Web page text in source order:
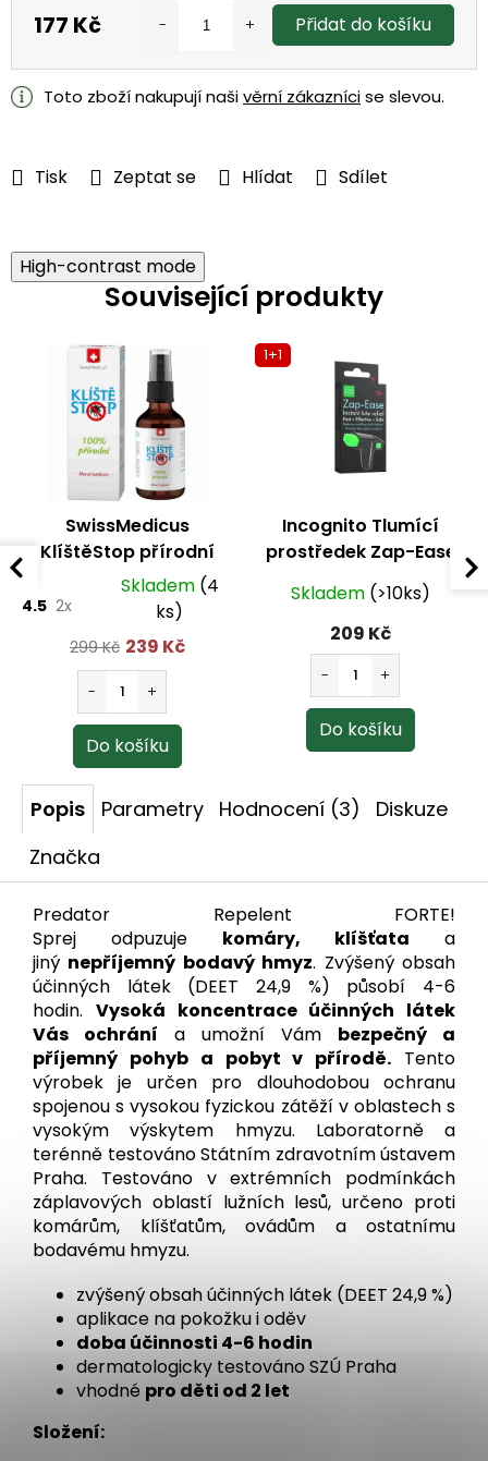
Tisk Zeptat se Hlídat Sdílet
177 Kč
cena:
Přidat do košíku
Toto zboží nakupují našivěrní zákaznícise slevou.
High-contrast mode
Související produkty
SwissMedicus
KlíštěStop přírodní
repelent 100 ml
4.5 2x
Skladem (4
ks)
299 Kč 239 Kč
1+1
Incognito Tlumící
prostředek Zap-Ease
Skladem (>10ks)
209 Kč
Popis Parametry Hodnocení (3)
Diskuze
Značka
Predator Repelent FORTE!
Sprej odpuzuje komáry, klíšťata a
jiný nepříjemný bodavý hmyz. Zvýšený obsah
účinných látek (DEET 24,9 %) působí 4-6
hodin. Vysoká koncentrace účinných látek
Vás ochrání
a umožní Vám
bezpečný a
příjemný pohyb a pobyt v přírodě. Tento
výrobek je určen pro dlouhodobou ochranu
spojenou s vysokou fyzickou zátěží v oblastech s
vysokým výskytem hmyzu. Laboratorně a
terénně testováno Státním zdravotním ústavem
Praha. Testováno v extrémních podmínkách
záplavových oblastí lužních lesů, určeno proti
komárům, klíšťatům, ovádům a ostatnímu
bodavému hmyzu.
zvýšený obsah účinných látek (DEET 24,9 %)
aplikace na pokožku i oděv
doba účinnosti 4-6 hodin
dermatologicky testováno SZÚ Praha
vhodné pro děti od 2 let
Složení: